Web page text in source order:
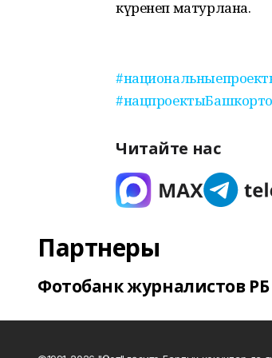
күренеп матурлана.
Читайте нас
Партнеры
Фотобанк журналистов РБ